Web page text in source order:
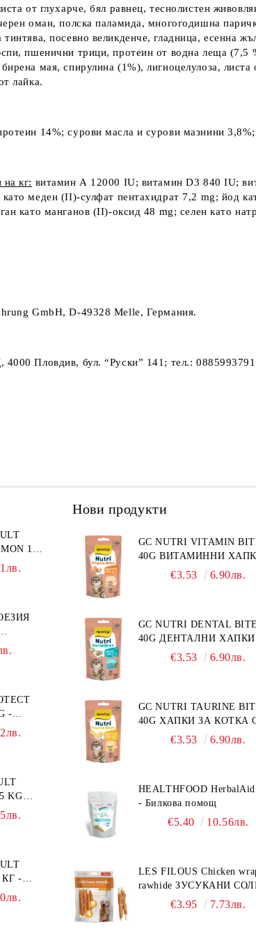
от глухарче, бял равнец, теснолистен
оман, полска паламида, многогодишна
тинтява, посевно великденче, гладница, есенна
пшенични трици, протеин от водна леща
мая, спирулина (1%), лигноцелулоза,
лайка.
14%; сурови масла и сурови мазнини
кг: витамин А 12000 IU; витамин D3 840 IU;
меден (II)-сулфат пентахидрат 7,2 mg; йод
като манганов (II)-оксид 48 mg; селен като
GmbH, D-49328 Melle, Германия.
Пловдив, бул. “Руски” 141; тел.:
12
БР.
-
KG
КГ -
ЗА
Нови продукти
GC NUTRI VITAMIN
40G ВИТАМИННИ ХАПКИ 40
€3.53 6.90лв.
GC NUTRI DENTAL
40G ДЕНТАЛНИ ХАПКИ ЗА
КОТКА 40 г
€3.53 6.90лв.
GC NUTRI TAURINE
40G ХАПКИ ЗА КОТКА С
ТАУРИН 40 г
€3.53 6.90лв.
HEALTHFOOD
- Билкова помощ
€5.40 10.56лв.
LES FILOUS Chicken
rawhide ЗУСУКАНИ
С ПИЛЕШКО, лакомство
€3.95 7.73лв.